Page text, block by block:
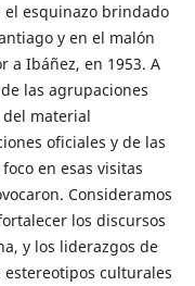
esquinazo brindado
y en el malón
a Ibáñez, en 1953. A
las agrupaciones
material
oficiales y de las
en esas visitas
Consideramos
los discursos
y los liderazgos de
estereotipos culturales